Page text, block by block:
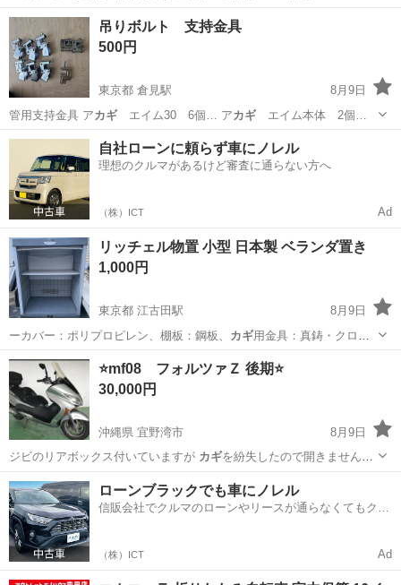
神奈川 川崎市 浜川崎駅 自転車
吊りボルト 支持金具
500円
東京都 倉見駅
8月9日
管用支持金具 アカギ エイム30 6個… アカギエイム本体 2個…
東京 立川市 倉見駅 その他
自社ローンに頼らず車にノレル
理想のクルマがあるけど審査に通らない方へ
（株）ICT Ad
リッチェル物置 小型 日本製 ベランダ置き
1,000円
東京都 江古田駅
8月9日
ーカバー：ポリプロピレン、棚板：鋼板、 カギ用金具：真鋳・クロム
メッキ、ネジ：ステ…
東京 練馬区
⭐️mf08 フォルツァＺ 後期⭐️
30,000円
沖縄県 宜野湾市
8月9日
ジビのリアボックス付いていますが カギを紛失したので開きません。
自分…
沖縄 宜野湾市 ホンダ
ローンブラックでも車にノレル
信販会社でクルマのローンやリースが通らなくてもクル
（株）ICT Ad